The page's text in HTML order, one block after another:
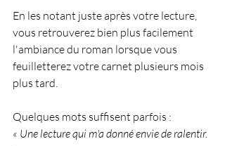
En les notant juste après votre lecture,
vous retrouverez bien plus facilement
l'ambiance du roman lorsque vous
feuilletterez votre carnet plusieurs mois
plus tard.
Quelques mots suffisent parfois :
« Une lecture qui m'a donné envie de ralentir.